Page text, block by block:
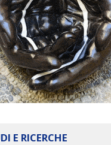
E RICERCHE